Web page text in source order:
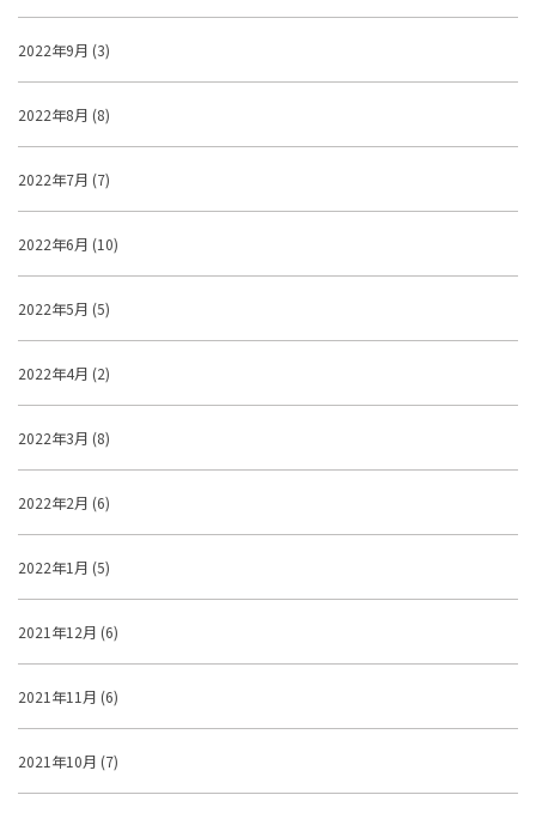
2022年9月 (3)
2022年8月 (8)
2022年7月 (7)
2022年6月 (10)
2022年5月 (5)
2022年4月 (2)
2022年3月 (8)
2022年2月 (6)
2022年1月 (5)
2021年12月 (6)
2021年11月 (6)
2021年10月 (7)